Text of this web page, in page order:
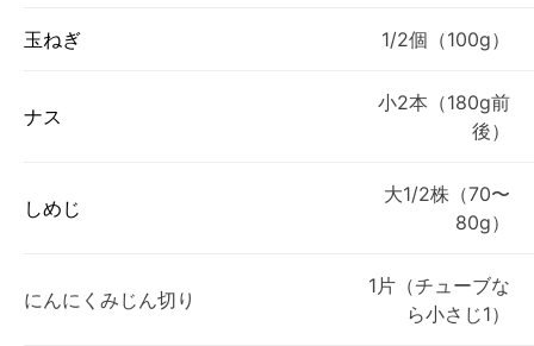
玉ねぎ 1/2個（100g）
ナス
小2本（180g前
後）
しめじ
大1/2株（70〜
80g）
にんにくみじん切り
1片（チューブな
ら小さじ1）